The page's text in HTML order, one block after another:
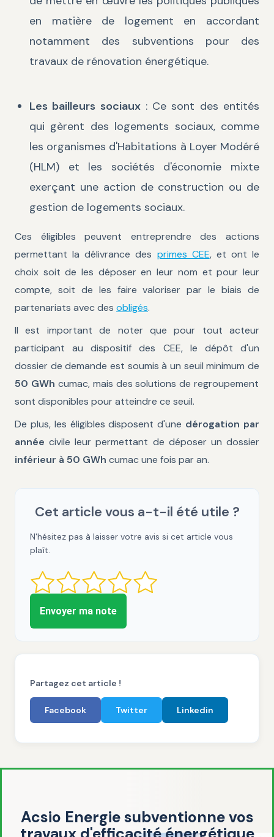
en matière de logement en accordant
notamment des subventions pour des
travaux de rénovation énergétique.
Les bailleurs sociaux: Ce sont des entités
qui gèrent des logements sociaux, comme
les organismes d'Habitations à Loyer Modéré
(HLM) et les sociétés d'économie mixte
exerçant une action de construction ou de
gestion de logements sociaux.
Ces éligibles peuvent entreprendre des actions
permettant la délivrance des primes CEE, et ont le
choix soit de les déposer en leur nom et pour leur
compte, soit de les faire valoriser par le biais de
partenariats avec des obligés.
Il est important de noter que pour tout acteur
participant au dispositif des CEE, le dépôt d'un
dossier de demande est soumis à un seuil minimum de
50 GWh cumac, mais des solutions de regroupement
sont disponibles pour atteindre ce seuil.
De plus, les éligibles disposent d'une dérogation par
année civile leur permettant de déposer un dossier
inférieur à 50 GWh cumac une fois par an.
Cet article vous a-t-il été utile ?
N'hésitez pas à laisser votre avis si cet article vous
plaît.
Envoyer ma note
Partagez cet article !
Facebook Twitter Linkedin
Acsio Energie subventionne vos